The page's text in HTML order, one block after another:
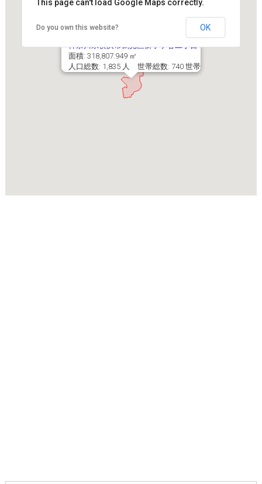
神奈川県横浜市鶴見区獅子ケ谷二丁目
面積: 318,807.949 ㎡
人口総数: 1,835 人 世帯総数: 740 世帯
This page can't load Google Maps correctly.
Do you own this website? OK